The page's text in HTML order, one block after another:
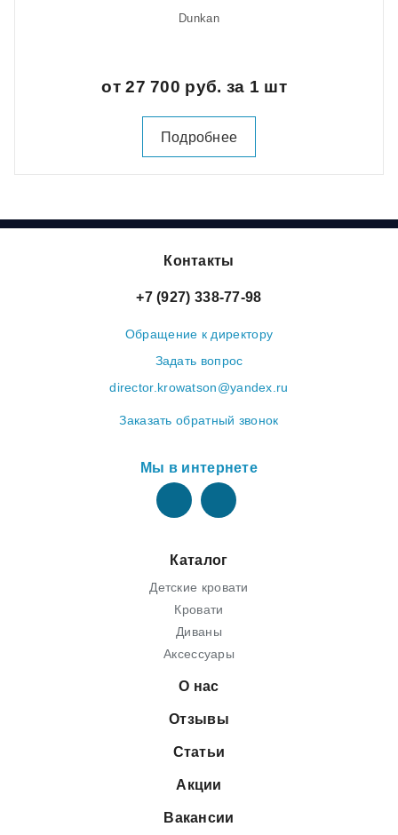
Dunkan
от 27 700 руб. за 1 шт
Подробнее
Контакты
+7 (927) 338-77-98
Обращение к директору
Задать вопрос
director.krowatson@yandex.ru
Заказать обратный звонок
Мы в интернете
Каталог
Детские кровати
Кровати
Диваны
Аксессуары
О нас
Отзывы
Статьи
Акции
Вакансии